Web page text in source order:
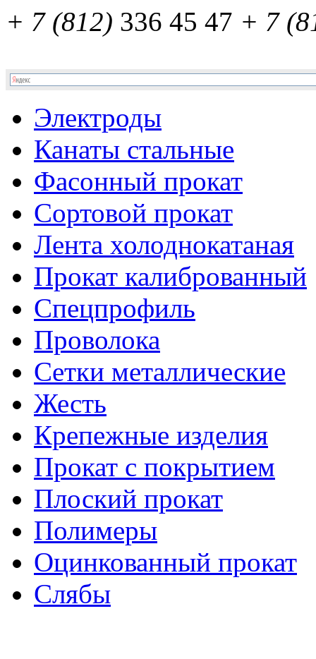
+ 7 (812) 336 45 47 + 7
Электроды
Канаты стальные
Фасонный прокат
Сортовой прокат
Лента холоднокатаная
Прокат калиброванный
Спецпрофиль
Проволока
Сетки металлические
Жесть
Крепежные изделия
Прокат с покрытием
Плоский прокат
Полимеры
Оцинкованный прокат
Слябы